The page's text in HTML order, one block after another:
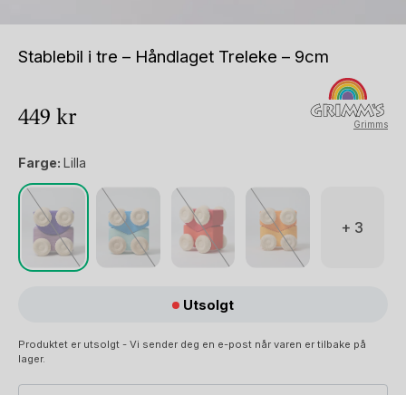
Stablebil i tre – Håndlaget Treleke – 9cm
449 kr Grimms
Farge: Lilla
+ 3
Utsolgt
Produktet er utsolgt - Vi sender deg en e-post når varen er tilbake på
lager.